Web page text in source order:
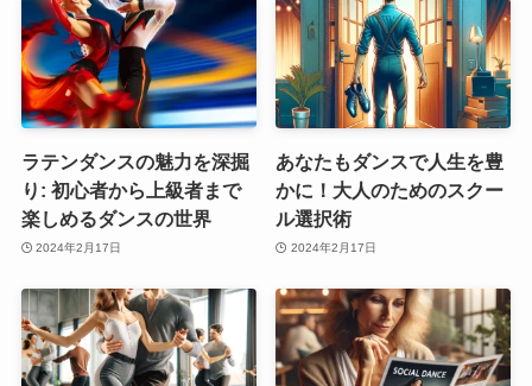
ラテンダンスの魅力を深掘
り: 初心者から上級者まで
楽しめるダンスの世界
2024年2月17日
あなたもダンスで人生を豊
かに！大人のためのスクー
ル選択術
2024年2月17日